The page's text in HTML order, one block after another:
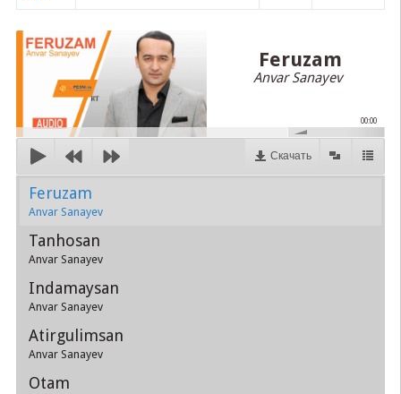
Feruzam
Anvar Sanayev
00:00
Скачать
Feruzam
Anvar Sanayev
Tanhosan
Anvar Sanayev
Indamaysan
Anvar Sanayev
Atirgulimsan
Anvar Sanayev
Otam